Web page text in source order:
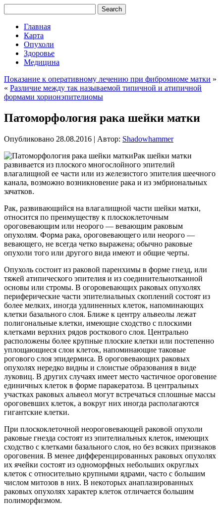
Главная
Карта
Опухоли
Здоровье
Медицина
Показание к оперативному лечению при фибромиоме матки »
« Различие между так называемой типичной и атипичной
формами хорионэпителиомы
Патоморфология рака шейки матки
Опубликовано 28.08.2016 | Автор: Shadowhammer
Рак шейки матки
развивается из плоского многослойного эпителий
влагалищной ее части или из железистого эпителия шеечного
канала, возможно возникновение рака и из эмбриональных
зачатков.
Рак, развивающийся на влагалищной части шейки матки,
относится по преимуществу к плоскоклеточным
ороговевающим или неорого — вевающим раковым
опухолям. Форма рака, ороговевающего или неорого —
вевающего, не всегда четко выражена; обычно раковые
опухоли того или другого вида имеют и общие черты.
Опухоль состоит из раковой паренхимы в форме гнезд, или
тяжей атипического эпителия и из соединительнотканной
основы или стромы. В огоровевающих раковых опухолях
периферические части эпителиальных скоплений состоят из
более мелких, иногда удлиненных клеток, напоминающих
клетки базального слоя. Ближе к центру альвеолы лежат
полигональные клетки, имеющие сходство с плоскими
клетками верхних рядов росткового слоя. Центрально
расположены более крупные плоские клетки или постепенно
уплощающиеся слои клеток, напоминающие таковые
рогового слоя эпидермиса. В ороговевающих раковых
опухолях нередко видны и слоистые образования в виде
луковиц. В других случаях имеет место частичное ороговение
единичных клеток в форме паракератоза. В центральных
участках раковых альвеол могут встречаться сплошные массы
ороговевших клеток, а вокруг них иногда располагаются
гигантские клетки.
При плоскоклеточной неороговевающей раковой опухоли
раковые гнезда состоят из эпителиальных клеток, имеющих
сходство с клетками базального слоя, но без всяких признаков
ороговения. В менее дифференцированных раковых опухолях
их ячейки состоят из одноморфных небольших округлых
клеток с относительно крупными ядрами, часто с большим
числом митозов в них. В некоторых анаплазированных
раковых опухолях характер клеток отличается большим
полиморфизмом.